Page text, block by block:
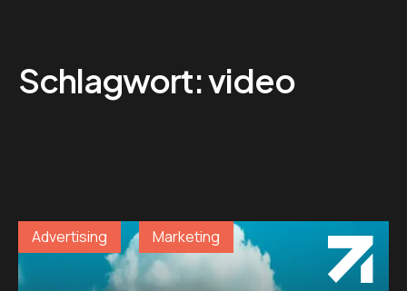
Schlagwort:video
Advertising Marketing